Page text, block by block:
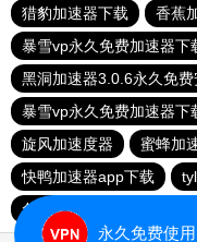
猎豹加速器下载
香蕉
暴雪vp永久免费加速器下
黑洞加速器3.0.6永久免费
暴雪vp永久免费加速器下
旋风加速度器
蜜蜂加
快鸭加速器app下载
免费VP加速器
永久免费使